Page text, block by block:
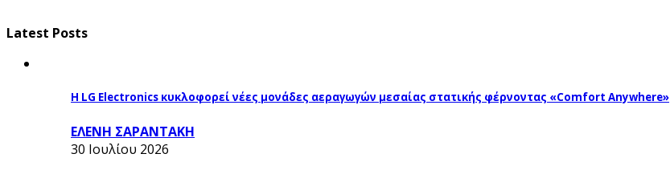
Latest Posts
Η LG Electronics κυκλοφορεί νέες μονάδες αεραγωγών μεσαίας στατικής φέρνοντας «Comfort Anywhere»
ΕΛΕΝΗ ΣΑΡΑΝΤΑΚΗ
30 Ιουλίου 2026